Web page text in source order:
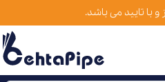
با تایید می باشد.